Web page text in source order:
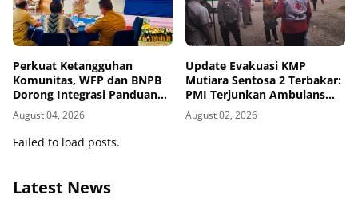
Perkuat Ketangguhan
Komunitas, WFP dan BNPB
Dorong Integrasi Panduan
AMPD dalam Pendekatan
Destana
August 04, 2026
Update Evakuasi KMP
Mutiara Sentosa 2 Terbakar:
PMI Terjunkan Ambulans
dan Personel
August 02, 2026
Failed to load posts.
Latest News